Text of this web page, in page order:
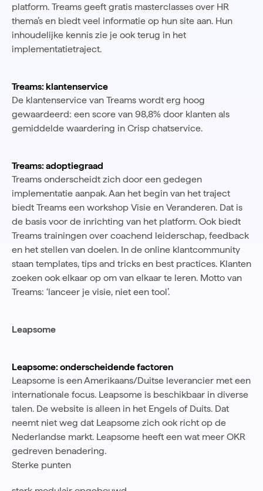
platform. Treams geeft gratis masterclasses over HR
thema’s en biedt veel informatie op hun site aan. Hun
inhoudelijke kennis zie je ook terug in het
implementatietraject.
Treams: klantenservice
De klantenservice van Treams wordt erg hoog
gewaardeerd: een score van 98,8% door klanten als
gemiddelde waardering in Crisp chatservice.
Treams: adoptiegraad
Treams onderscheidt zich door een gedegen
implementatie aanpak. Aan het begin van het traject
biedt Treams een workshop Visie en Veranderen. Dat is
de basis voor de inrichting van het platform. Ook biedt
Treams trainingen over coachend leiderschap, feedback
en het stellen van doelen. In de online klantcommunity
staan templates, tips and tricks en best practices. Klanten
zoeken ook elkaar op om van elkaar te leren. Motto van
Treams: ‘lanceer je visie, niet een tool’.
Leapsome
Leapsome: onderscheidende factoren
Leapsome is een Amerikaans/Duitse leverancier met een
internationale focus. Leapsome is beschikbaar in diverse
talen. De website is alleen in het Engels of Duits. Dat
neemt niet weg dat Leapsome zich ook richt op de
Nederlandse markt. Leapsome heeft een wat meer OKR
gedreven benadering.
Sterke punten